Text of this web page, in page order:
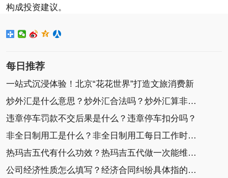
构成投资建议。
每日推荐
一站式沉浸体验！北京“花花世界”打造文旅消费新
炒外汇是什么意思？炒外汇合法吗？炒外汇算非法集
违章停车罚款不交后果是什么？违章停车扣分吗？
非全日制用工是什么？非全日制用工每日工作时间不
热玛吉五代有什么功效？热玛吉五代做一次能维持多
公司经济性质怎么填写？经济合同纠纷具体指的是什